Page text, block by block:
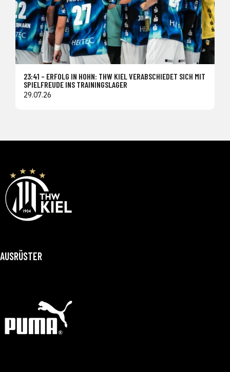
23:41 – ERFOLG IN HOHN: THW KIEL VERABSCHIEDET SICH MIT
SPIELFREUDE INS TRAININGSLAGER
29.07.26
AUSRÜSTER